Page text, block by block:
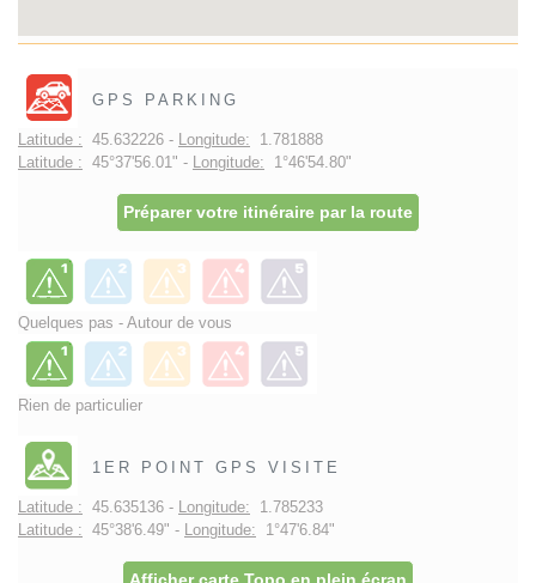
GPS PARKING
Latitude : 45.632226 - Longitude: 1.781888
Latitude : 45°37'56.01" - Longitude: 1°46'54.80"
Préparer votre itinéraire par la route
Quelques pas - Autour de vous
Rien de particulier
1ER POINT GPS VISITE
Latitude : 45.635136 - Longitude: 1.785233
Latitude : 45°38'6.49" - Longitude: 1°47'6.84"
Afficher carte Topo en plein écran